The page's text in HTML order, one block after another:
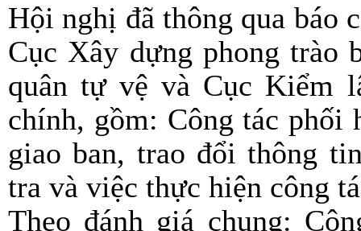
Hội nghị đã thông qua báo
Cục Xây dựng phong trào
quân tự vệ và Cục Kiểm
chính, gồm: Công tác phối
giao ban, trao đổi thông
tra và việc thực hiện công
Theo đánh giá chung: